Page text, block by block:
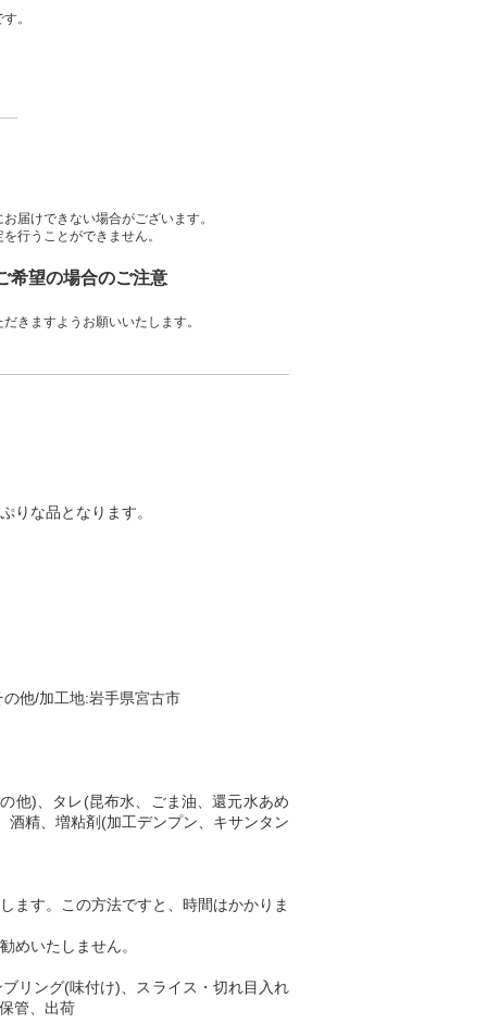
。
届けできない場合がございます。
行うことができません。
希望の場合のご注意
きますようお願いいたします。
りな品となります。
他/加工地:岩手県宮古市
他)、タレ(昆布水、ごま油、還元水あめ
精、増粘剤(加工デンプン、キサンタン
ます。この方法ですと、時間はかかりま
めいたしません。
リング(味付け)、スライス・切れ目入れ
管、出荷